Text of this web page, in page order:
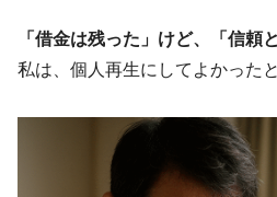
「借金は残った」けど、「信頼
私は、個人再生にしてよかった